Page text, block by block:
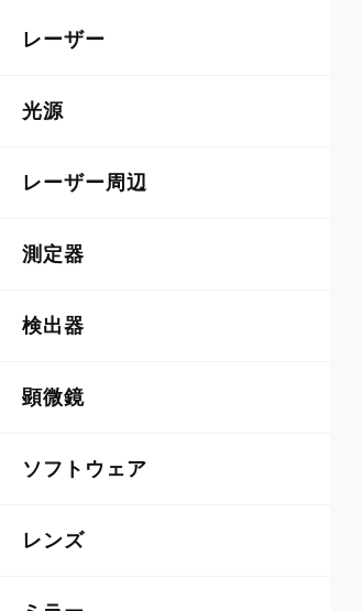
レーザー
光源
レーザー周辺
測定器
検出器
顕微鏡
ソフトウェア
レンズ